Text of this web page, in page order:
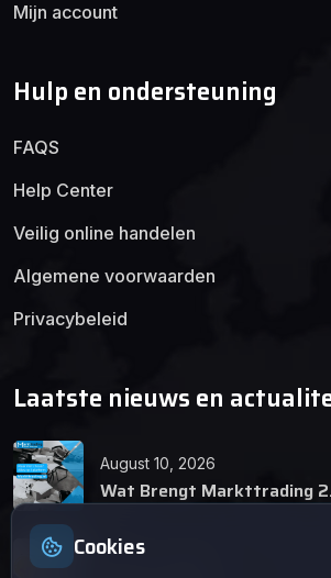
Mijn account
Hulp en ondersteuning
FAQS
Help Center
Veilig online handelen
Algemene voorwaarden
Privacybeleid
Laatste nieuws en
August 10, 2026
Wat Brengt Markttrading
Cookies